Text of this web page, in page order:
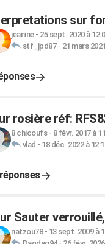
sur
jeanine- 25 sept. 2020 à
stf_jpd87- 21 mars
rosière réf:
8 chicoufs- 8 févr. 2017 à
vlad - 18 déc. 2022 à
Sauter
natzou78- 13 sept. 2009 à